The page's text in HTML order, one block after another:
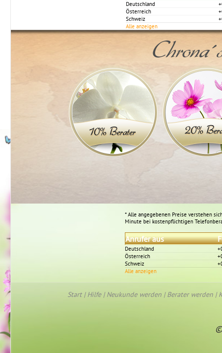
Deutschland
Österreich
Schweiz
Alle anzeigen
* Alle angegebenen Preise verstehen
Minute bei kostenpflichtigen
Anrufer aus
Deutschland
Österreich
Schweiz
Alle anzeigen
Start|Hilfe|Neukunde werden |Berater werden |